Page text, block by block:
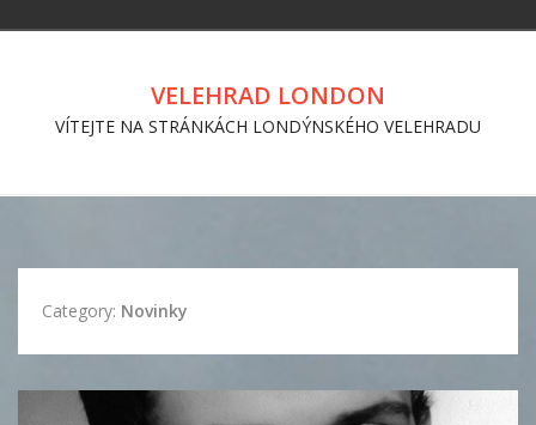
VELEHRAD LONDON
VÍTEJTE NA STRÁNKÁCH LONDÝNSKÉHO VELEHRADU
Category: Novinky